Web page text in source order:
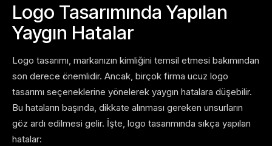
Logo Tasarımında Yapılan
Yaygın Hatalar
Logo tasarımı, markanızın kimliğini temsil etmesi bakımından
son derece önemlidir. Ancak, birçok firma ucuz logo
tasarımı seçeneklerine yönelerek yaygın hatalara düşebilir.
Bu hataların başında, dikkate alınması gereken unsurların
göz ardı edilmesi gelir. İşte, logo tasarımında sıkça yapılan
hatalar: